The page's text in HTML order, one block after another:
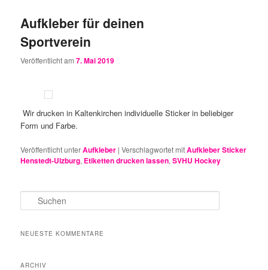
Aufkleber für deinen
Sportverein
Veröffentlicht am7. Mai 2019
Wir drucken in Kaltenkirchen individuelle Sticker in beliebiger
Form und Farbe.
Veröffentlicht unterAufkleber |Verschlagwortet mitAufkleber Sticker
Henstedt-Ulzburg, Etiketten drucken lassen,SVHU Hockey
u
h
NEUESTE KOMMENTARE
ARCHIV